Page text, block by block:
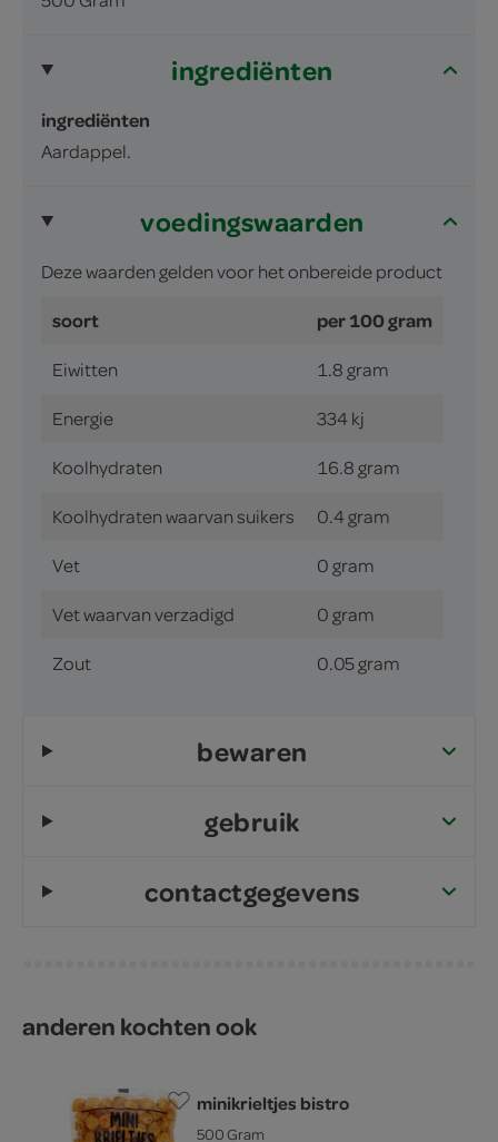
ingrediënten
ingrediënten
Aardappel.
voedingswaarden
Deze waarden gelden voor het onbereide product
soort per 100 gram
Eiwitten 1.8 gram
Energie 334 kj
Koolhydraten 16.8 gram
Koolhydraten waarvan suikers 0.4 gram
Vet 0 gram
Vet waarvan verzadigd 0 gram
Zout 0.05 gram
bewaren
gebruik
contactgegevens
anderen kochten ook
minikrieltjes bistro
500 Gram